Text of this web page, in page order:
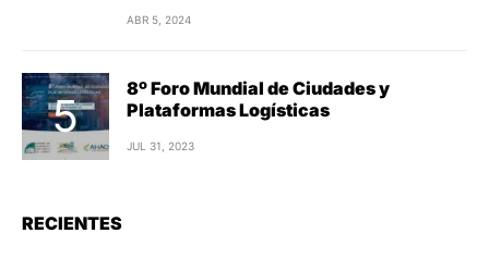
ABR 5, 2024
8º Foro Mundial de Ciudades y
Plataformas Logísticas
JUL 31, 2023
RECIENTES